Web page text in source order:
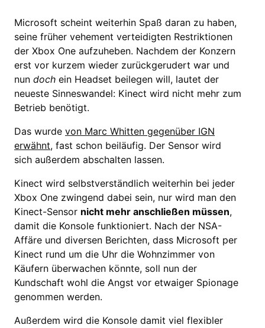
Microsoft scheint weiterhin Spaß daran zu haben,
seine früher vehement verteidigten Restriktionen
der Xbox One aufzuheben. Nachdem der Konzern
erst vor kurzem wieder zurückgerudert war und
nun doch ein Headset beilegen will, lautet der
neueste Sinneswandel: Kinect wird nicht mehr zum
Betrieb benötigt.
Das wurde von Marc Whitten gegenüber IGN
erwähnt, fast schon beiläufig. Der Sensor wird
sich außerdem abschalten lassen.
Kinect wird selbstverständlich weiterhin bei jeder
Xbox One zwingend dabei sein, nur wird man den
Kinect-Sensor nicht mehr anschließen müssen,
damit die Konsole funktioniert. Nach der NSA-
Affäre und diversen Berichten, dass Microsoft per
Kinect rund um die Uhr die Wohnzimmer von
Käufern überwachen könnte, soll nun der
Kundschaft wohl die Angst vor etwaiger Spionage
genommen werden.
Außerdem wird die Konsole damit viel flexibler